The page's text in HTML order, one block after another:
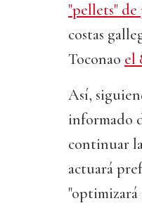
"pellets" de
costas
Toconao el
Así,
informado
continuar
actuará
"optimizará